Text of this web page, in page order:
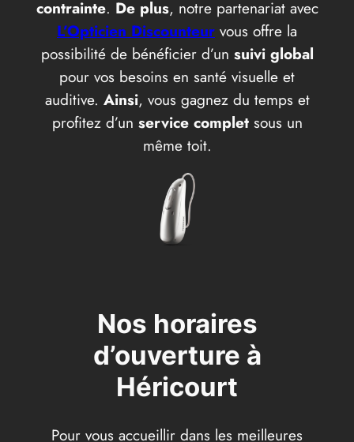
contrainte. De plus, notre partenariat avec
L’Opticien Discounteur vous offre la
possibilité de bénéficier d’un suivi global
pour vos besoins en santé visuelle et
auditive. Ainsi, vous gagnez du temps et
profitez d’un service completsous un
même toit.
Nos horaires
d’ouverture à
Héricourt
Pour vous accueillir dans les meilleures